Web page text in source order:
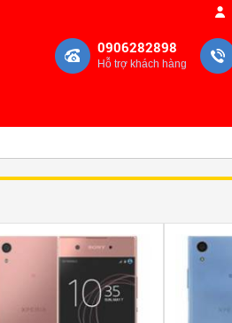
0906282898
Hỗ trợ khách hàng